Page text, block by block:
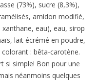
(73%), sucre (8,3%),
amidon modifié,
eau), eau, sirop
lait écrémé en poudre,
: bêta-carotène.
si simple! Bon pour une
néanmoins quelques